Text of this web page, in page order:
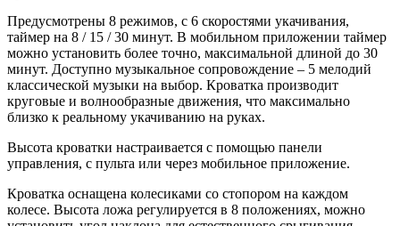
Предусмотрены 8 режимов, с 6 скоростями укачивания,
таймер на 8 / 15 / 30 минут. В мобильном приложении таймер
можно установить более точно, максимальной длиной до 30
минут. Доступно музыкальное сопровождение – 5 мелодий
классической музыки на выбор. Кроватка производит
круговые и волнообразные движения, что максимально
близко к реальному укачиванию на руках.
Высота кроватки настраивается с помощью панели
управления, с пульта или через мобильное приложение.
Кроватка оснащена колесиками со стопором на каждом
колесе. Высота ложа регулируется в 8 положениях, можно